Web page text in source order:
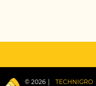
© 2026
TECHNIGRO